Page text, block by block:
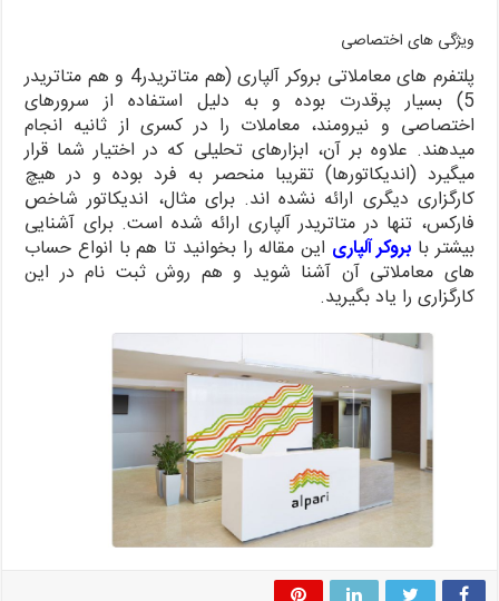
ویژگی های اختصاصی
پلتفرم های معاملاتی بروکر آلپاری (هم متاتریدر4 و هم متاتریدر
5) بسیار پرقدرت بوده و به دلیل استفاده از سرورهای
اختصاصی و نیرومند، معاملات را در کسری از ثانیه انجام
میدهند. علاوه بر آن، ابزارهای تحلیلی که در اختیار شما قرار
میگیرد (اندیکاتورها) تقریبا منحصر به فرد بوده و در هیچ
کارگزاری دیگری ارائه نشده اند. برای مثال، اندیکاتور شاخص
فارکس، تنها در متاتریدر آلپاری ارائه شده است. برای آشنایی
بیشتر با بروکر آلپاری این مقاله را بخوانید تا هم با انواع حساب
های معاملاتی آن آشنا شوید و هم روش ثبت نام در این
کارگزاری را یاد بگیرید.